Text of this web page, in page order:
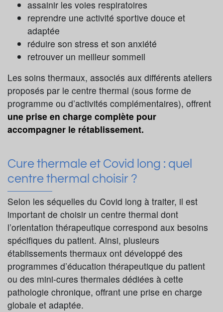
assainir les voies respiratoires
reprendre une activité sportive douce et
adaptée
réduire son stress et son anxiété
retrouver un meilleur sommeil
Les soins thermaux, associés aux différents ateliers
proposés par le centre thermal (sous forme de
programme ou d’activités complémentaires), offrent
une prise en charge complète pour
accompagner le rétablissement.
Cure thermale et Covid long : quel
centre thermal choisir ?
Selon les séquelles du Covid long à traiter, il est
important de choisir un centre thermal dont
l’orientation thérapeutique correspond aux besoins
spécifiques du patient. Ainsi, plusieurs
établissements thermaux ont développé des
programmes d’éducation thérapeutique du patient
ou des mini-cures thermales dédiées à cette
pathologie chronique, offrant une prise en charge
globale et adaptée.